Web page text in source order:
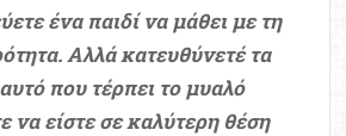
ένα παιδί να μάθει με τη
Αλλά κατευθύνετέ τα
που τέρπει το μυαλό
να είστε σε καλύτερη θέση